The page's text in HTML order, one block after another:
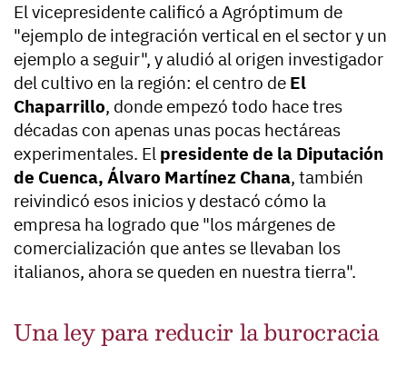
El vicepresidente calificó a Agróptimum de
"ejemplo de integración vertical en el sector y un
ejemplo a seguir", y aludió al origen investigador
del cultivo en la región: el centro de El
Chaparrillo, donde empezó todo hace tres
décadas con apenas unas pocas hectáreas
experimentales. El presidente de la Diputación
de Cuenca, Álvaro Martínez Chana, también
reivindicó esos inicios y destacó cómo la
empresa ha logrado que "los márgenes de
comercialización que antes se llevaban los
italianos, ahora se queden en nuestra tierra".
Una ley para reducir la burocracia